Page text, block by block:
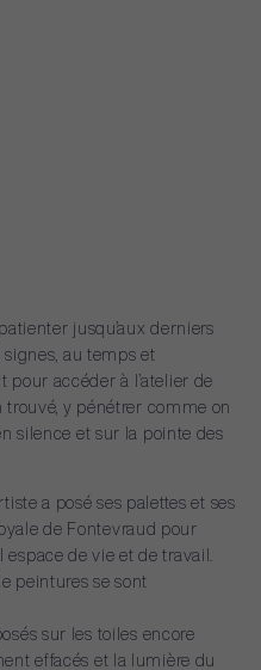
patienter jusqu’aux derniers
signes, au temps et
pour accéder à l’atelier de
trouvé, y pénétrer comme on
silence et sur la pointe des
a posé ses palettes et ses
de Fontevraud pour
espace de vie et de travail.
peintures se sont
sur les toiles encore
effacés et la lumière du